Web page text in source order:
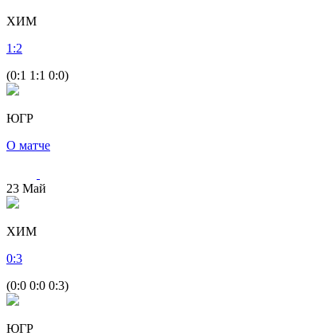
ХИМ
1 :2
(0:1 1:1 0:0)
ЮГР
О матче
23 Май
ХИМ
0:3
(0:0 0:0 0:3)
ЮГР